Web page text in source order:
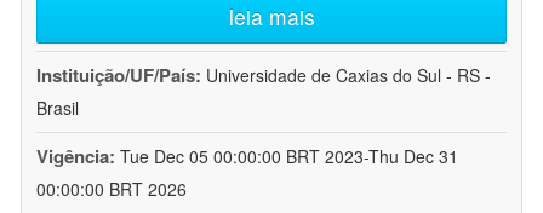
leia mais
Instituição/UF/País: Universidade de Caxias do Sul - RS -
Brasil
Vigência: Tue Dec 05 00:00:00 BRT 2023-Thu Dec 31
00:00:00 BRT 2026